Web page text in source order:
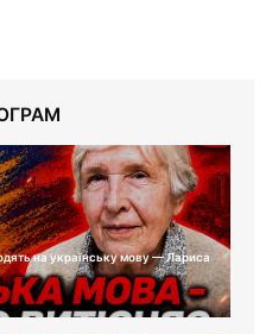
на українську мову — Лариса